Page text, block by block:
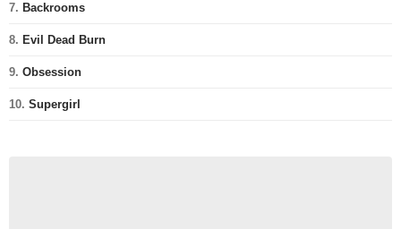
7. Backrooms
8. Evil Dead Burn
9. Obsession
10. Supergirl